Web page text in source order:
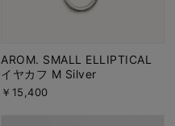
AROM. SMALL ELLIPTICAL
イヤカフ M Silver
￥15,400